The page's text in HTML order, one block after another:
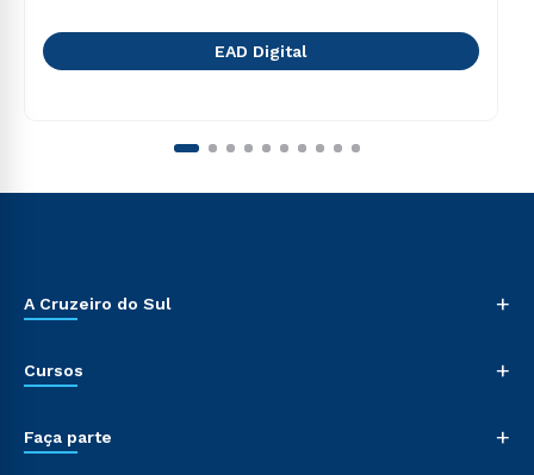
EAD Digital
A Cruzeiro do Sul +
Cursos +
Faça parte +